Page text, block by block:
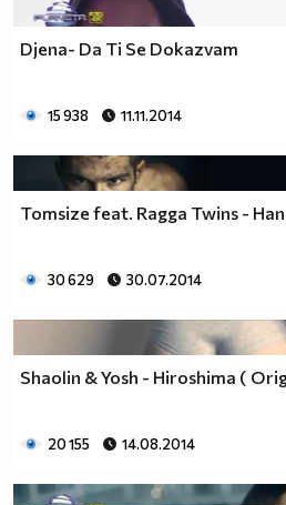
Djena- Da Ti Se Dokazvam
15 938 11.11.2014
Tomsize feat. Ragga Twins -
30 629 30.07.2014
Shaolin & Yosh - Hiroshima (
20 155 14.08.2014